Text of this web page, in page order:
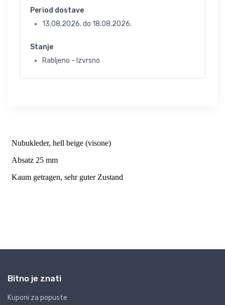
Period dostave
13.08.2026. do 18.08.2026.
Stanje
Rabljeno - Izvrsno
Bitno je znati
Kuponi za popuste